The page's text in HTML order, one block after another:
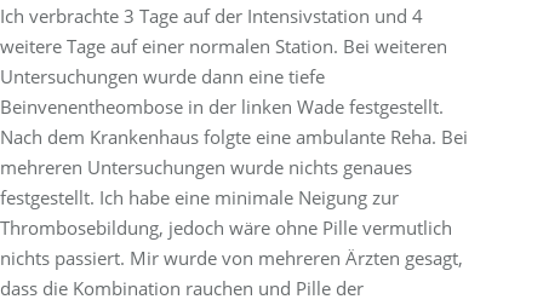
Ich verbrachte 3 Tage auf der Intensivstation und 4
weitere Tage auf einer normalen Station. Bei weiteren
Untersuchungen wurde dann eine tiefe
Beinvenentheombose in der linken Wade festgestellt.
Nach dem Krankenhaus folgte eine ambulante Reha. Bei
mehreren Untersuchungen wurde nichts genaues
festgestellt. Ich habe eine minimale Neigung zur
Thrombosebildung, jedoch wäre ohne Pille vermutlich
nichts passiert. Mir wurde von mehreren Ärzten gesagt,
dass die Kombination rauchen und Pille der